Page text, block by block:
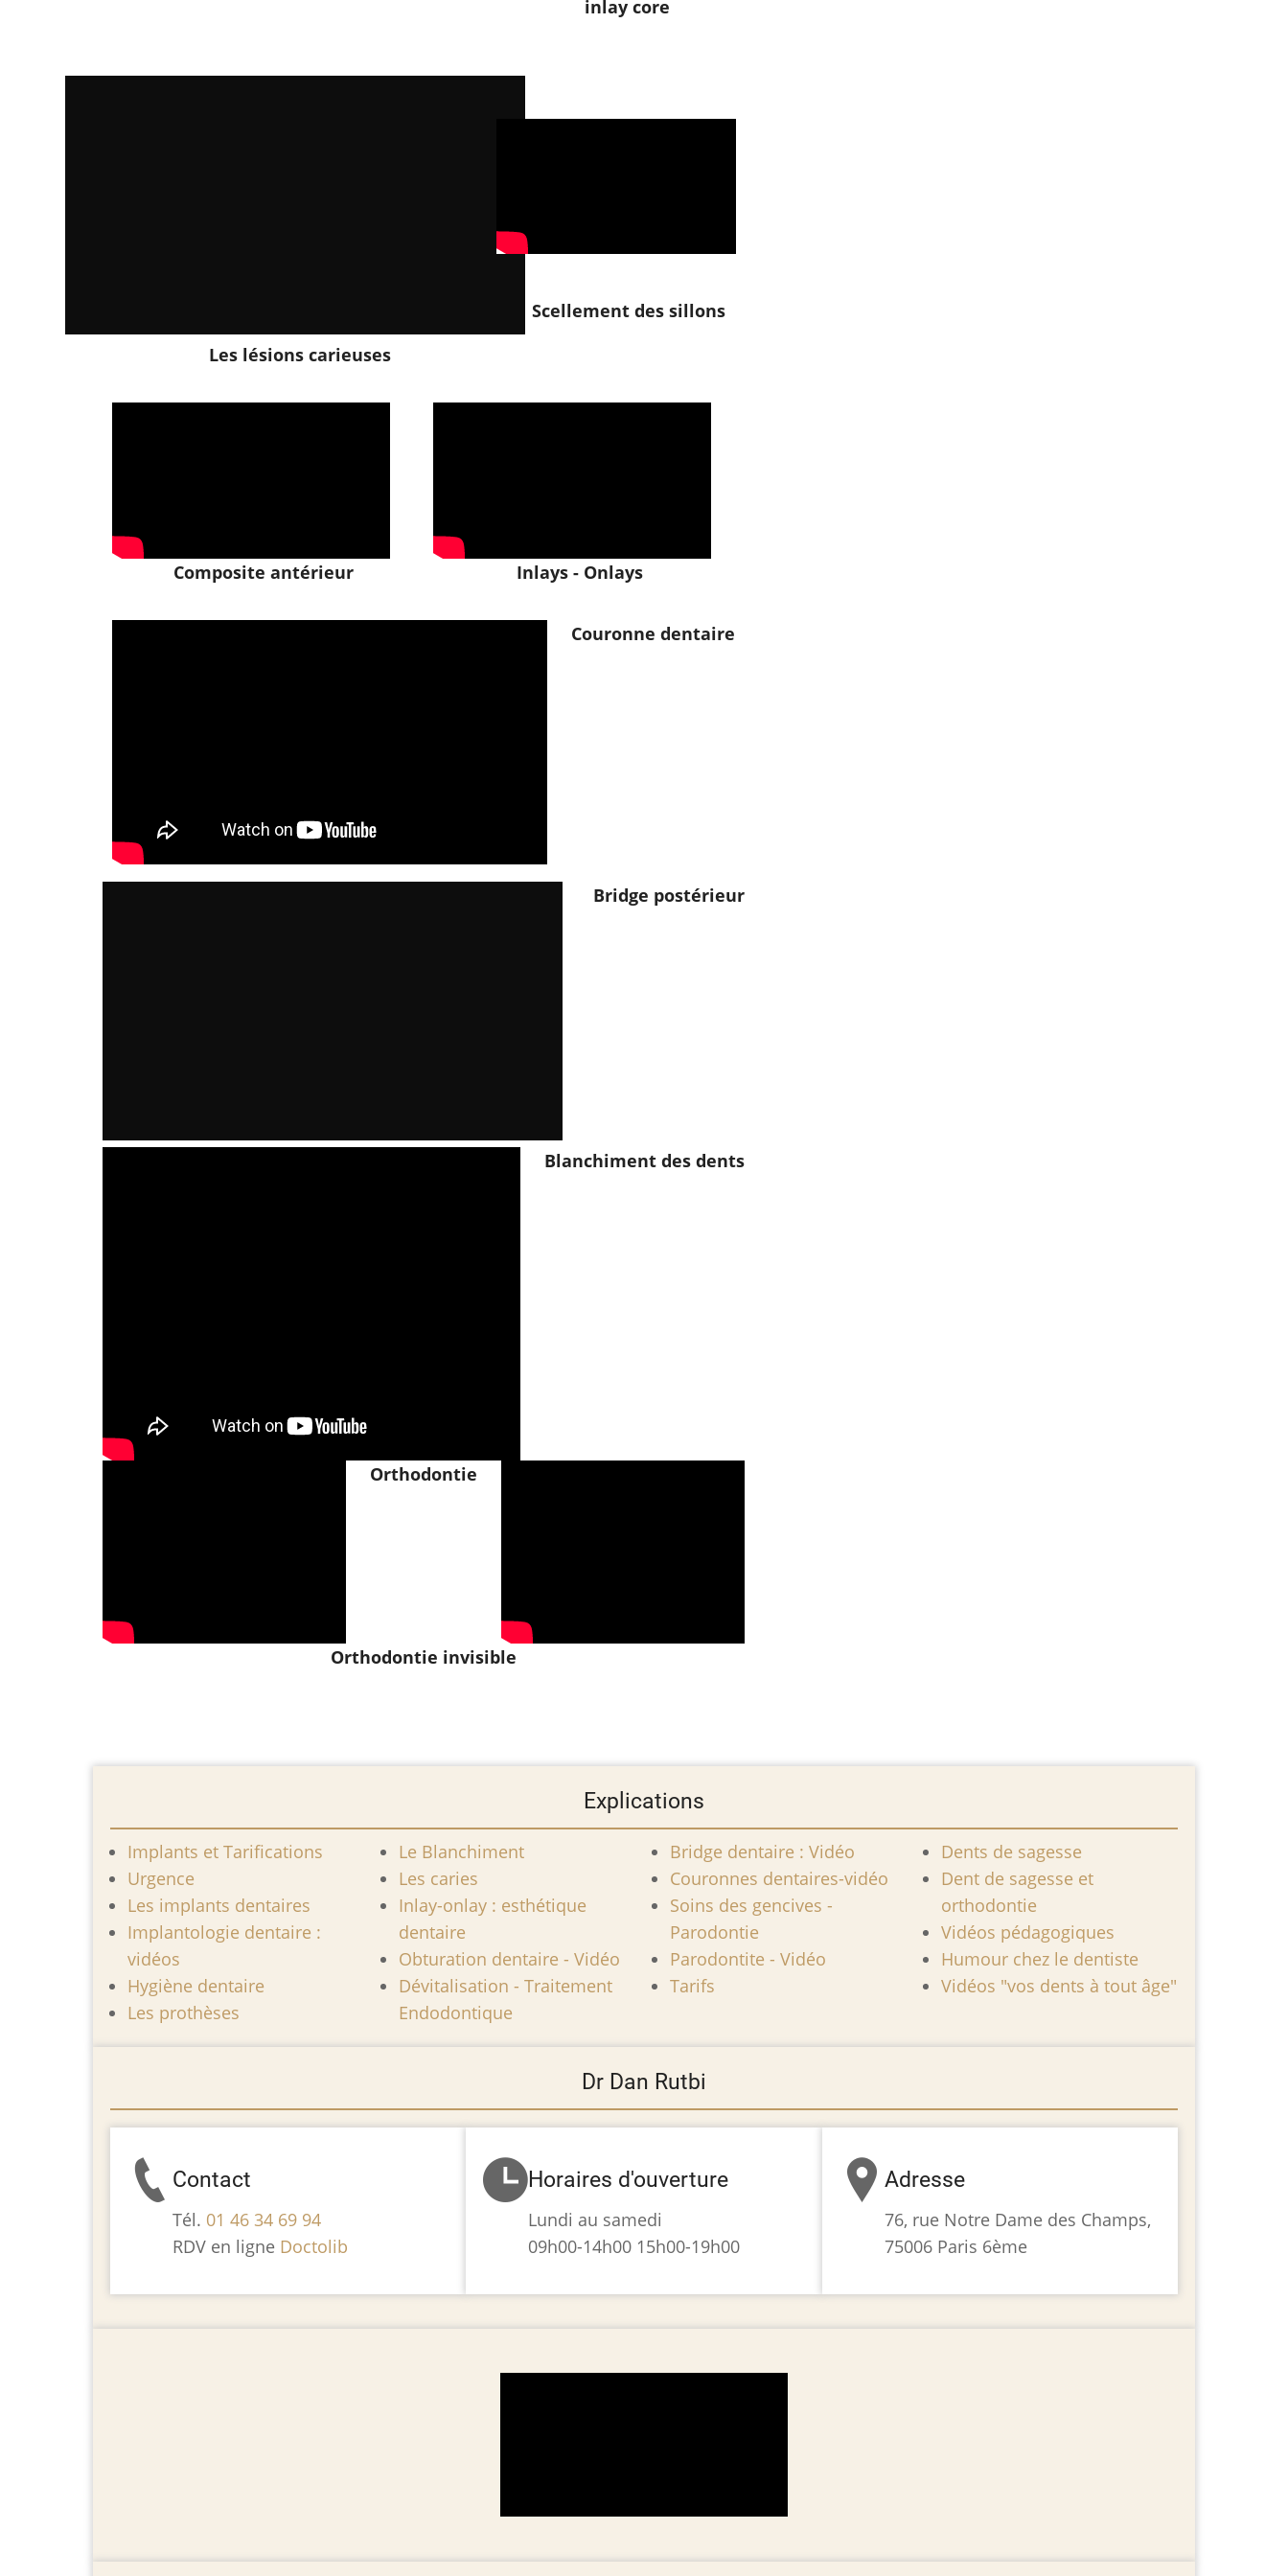
inlay core
Les lésions carieuses
Scellement des sillons
Composite antérieur Inlays - Onlays
Couronne dentaire
Bridge postérieur
Blanchiment des dents
Orthodontie
Orthodontie invisible
Explications
Implants et Tarifications
Urgence
Les implants dentaires
Implantologie dentaire :
vidéos
Hygiène dentaire
Les prothèses
Le Blanchiment
Les caries
Inlay-onlay : esthétique
dentaire
Obturation dentaire - Vidéo
Dévitalisation - Traitement
Endodontique
Bridge dentaire : Vidéo
Couronnes dentaires-vidéo
Soins des gencives -
Parodontie
Parodontite - Vidéo
Tarifs
Dents de sagesse
Dent de sagesse et
orthodontie
Vidéos pédagogiques
Humour chez le dentiste
Vidéos "vos dents à tout âge"
Dr Dan Rutbi
Contact
Tél. 01 46 34 69 94
RDV en ligne Doctolib
Horaires d'ouverture
Lundi au samedi
09h00-14h00 15h00-19h00
Adresse
76, rue Notre Dame des Champs,
75006 Paris 6ème